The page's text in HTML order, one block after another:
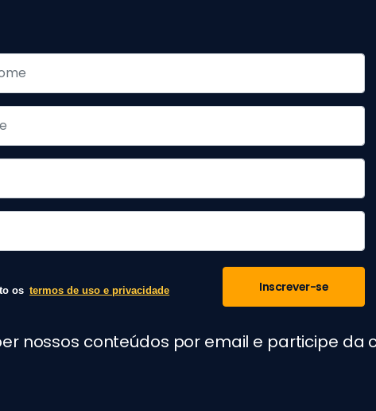
os termos de uso e privacidade Inscrever-se
nossos conteúdos por email e participe da